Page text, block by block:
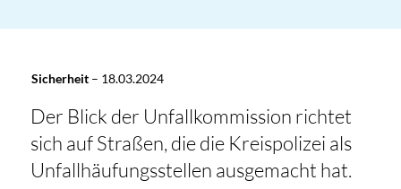
Sicherheit– 18.03.2024
Der Blick der Unfallkommission richtet
sich auf Straßen, die die Kreispolizei als
Unfallhäufungsstellen ausgemacht hat.